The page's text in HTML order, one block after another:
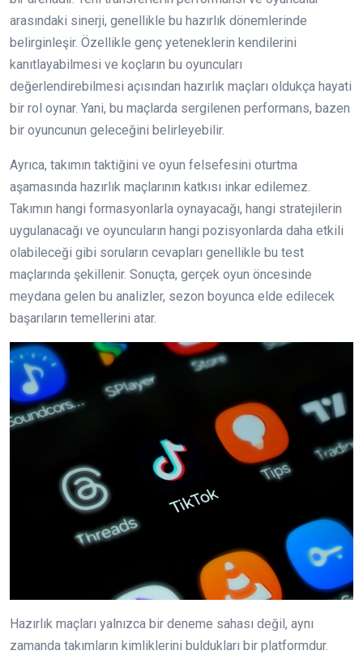
arasındaki sinerji, genellikle bu hazırlık dönemlerinde
belirginleşir. Özellikle genç yeteneklerin kendilerini
kanıtlayabilmesi ve koçların bu oyuncuları
değerlendirebilmesi açısından hazırlık maçları oldukça hayati
bir rol oynar. Yani, bu maçlarda sergilenen performans, bazen
bir oyuncunun geleceğini belirleyebilir.
Ayrıca, takımın taktiğini ve oyun felsefesini oturtma
aşamasında hazırlık maçlarının katkısı inkar edilemez.
Takımın hangi formasyonlarla oynayacağı, hangi stratejilerin
uygulanacağı ve oyuncuların hangi pozisyonlarda daha etkili
olabileceği gibi soruların cevapları genellikle bu test
maçlarında şekillenir. Sonuçta, gerçek oyun öncesinde
meydana gelen bu analizler, sezon boyunca elde edilecek
başarıların temellerini atar.
Hazırlık maçları yalnızca bir deneme sahası değil, aynı
zamanda takımların kimliklerini buldukları bir platformdur.